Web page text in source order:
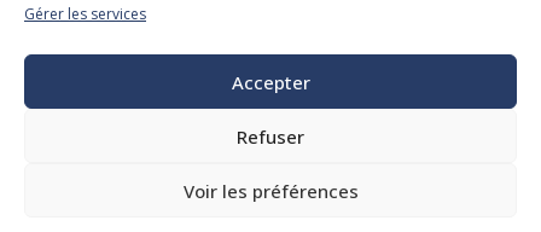
Gérer les services
Accepter
Refuser
Voir les préférences